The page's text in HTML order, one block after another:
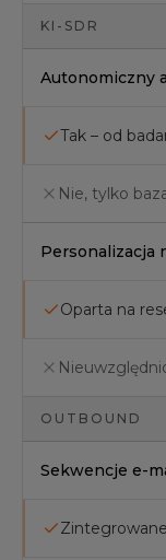
KI-SDR
Autonomiczny
Tak – od
Nie, tylko
Personalizacja
Oparta na
OUTBOUND
Sekwencje e-